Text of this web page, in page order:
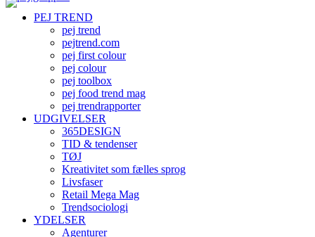
PEJ TREND
pej trend
pejtrend.com
pej first colour
pej colour
pej toolbox
pej food trend mag
pej trendrapporter
UDGIVELSER
365DESIGN
TID & tendenser
TØJ
Kreativitet som fælles sprog
Livsfaser
Retail Mega Mag
Trendsociologi
YDELSER
Agenturer